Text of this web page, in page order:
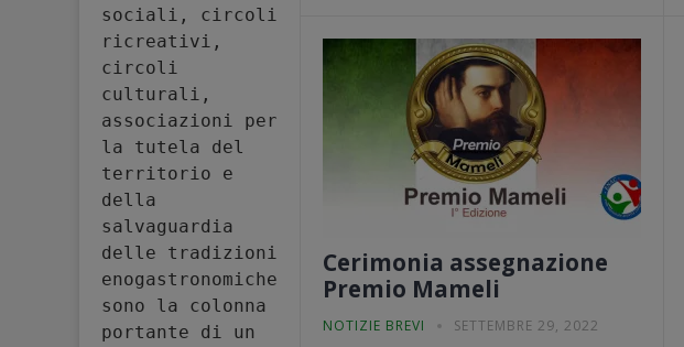
sociali, circoli
ricreativi,
circoli
culturali,
associazioni per
la tutela del
territorio e
della
salvaguardia
delle tradizioni
enogastronomiche
sono la colonna
portante di un
Cerimonia assegnazione
Premio Mameli
NOTIZIE BREVI SETTEMBRE 29, 2022